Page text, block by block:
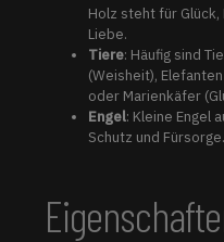
Holz steht für Glück,
Liebe.
Tiere: Häufig sind
(Weisheit),
oder Marienkäfer
Engel: Kleine Engel
Schutz und Fürsorge.